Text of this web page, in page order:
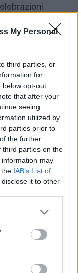
My Personal
third parties, or
for
below opt-out
that after your
seeing
utilized by
parties prior to
the further
third parties on the
information may
IAB’s List of
it to other
or more Google
You may click to
party tags to
in below Google
Palermo, con la
una volta di
iniziò come
guida sui
quella
in
e porta in
di vaporetto e